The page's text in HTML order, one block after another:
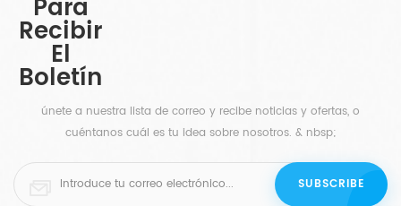
proporcionar una apariencia elegante, lujosa y
moderna. cableado con un sistema de carcasa
fácil de montar en la pared, que permite que el
espejo se convierta en un accesorio de baño
Para
Recibir
El
Boletín
únete a nuestra lista de correo y recibe noticias y ofertas, o
cuéntanos cuál es tu idea sobre nosotros. & nbsp;